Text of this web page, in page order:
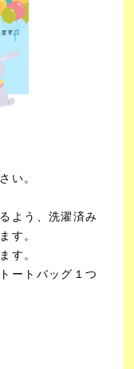
い。
よう、洗濯済み
す。
す。
ートバッグ１つ